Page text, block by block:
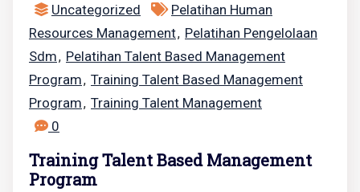
Uncategorized
Pelatihan Human
Resources Management, Pelatihan Pengelolaan
Sdm, Pelatihan Talent Based Management
Program, Training Talent Based Management
Program, Training Talent Management
0
Training Talent Based Management
Program